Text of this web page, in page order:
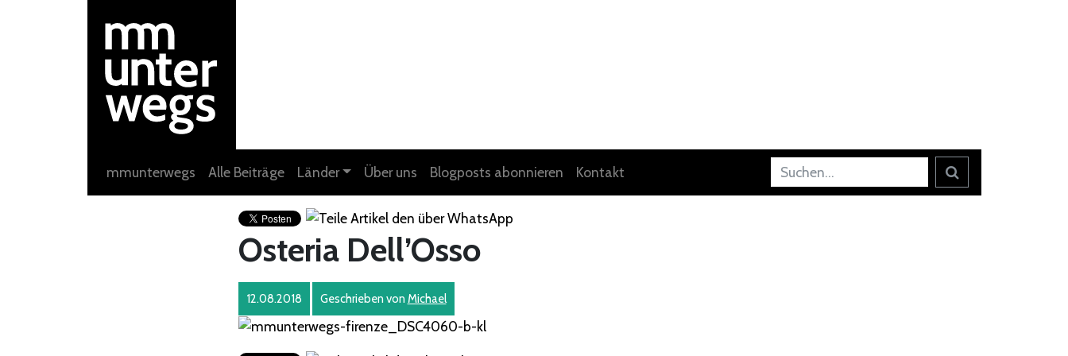
mmunterwegs Alle Beiträge Länder Über uns Blogposts abonnieren Kontakt
Osteria Dell’Osso
12.08.2018 Geschrieben von Michael